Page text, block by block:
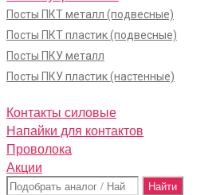
Посты ПКТ металл (подвесные)
Посты ПКТ пластик (подвесные)
Посты ПКУ металл
Посты ПКУ пластик (настенные)
Контакты силовые
Напайки для контактов
Проволока
Акции
Поиск: